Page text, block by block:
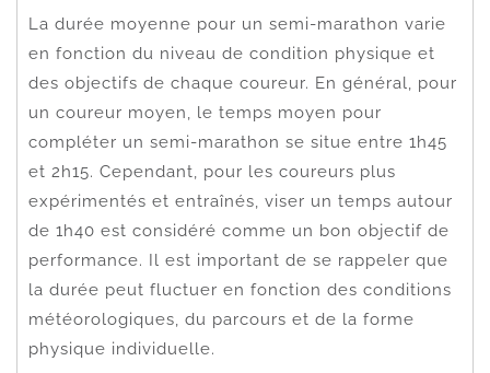
La durée moyenne pour un semi-marathon varie
en fonction du niveau de condition physique et
des objectifs de chaque coureur. En général, pour
un coureur moyen, le temps moyen pour
compléter un semi-marathon se situe entre 1h45
et 2h15. Cependant, pour les coureurs plus
expérimentés et entraînés, viser un temps autour
de 1h40 est considéré comme un bon objectif de
performance. Il est important de se rappeler que
la durée peut fluctuer en fonction des conditions
météorologiques, du parcours et de la forme
physique individuelle.